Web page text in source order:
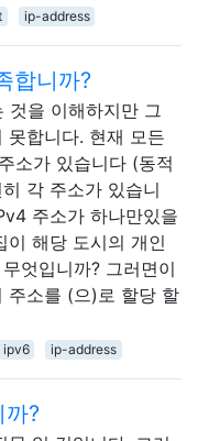
ip-address
합니까?
것을 이해하지만 그
못합니다. 현재 모든
소가 있습니다 (동적
각 주소가 있습니
주소가 하나만있을
이 해당 도시의 개인
엇입니까? 그러면이
주소를 (으)로 할당 할
ipv6 ip-address
?